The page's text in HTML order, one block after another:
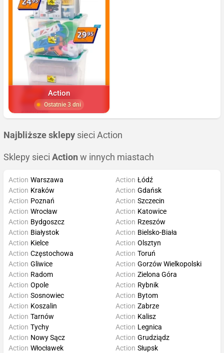
Action
Ostatnie 3 dni
Najbliższe sklepy sieci Action
Sklepy sieci Action w innych miastach
Action Warszawa
Action Kraków
Action Poznań
Action Wrocław
Action Łódź
Action Gdańsk
Action Szczecin
Action Katowice
Action Bydgoszcz
Action Białystok
Action Kielce
Action Częstochowa
Action Rzeszów
Action Bielsko-Biała
Action Olsztyn
Action Toruń
Action Gliwice
Action Radom
Action Opole
Action Sosnowiec
Action Gorzów Wielkopolski
Action Zielona Góra
Action Rybnik
Action Bytom
Action Koszalin
Action Tarnów
Action Tychy
Action Nowy Sącz
Action Zabrze
Action Kalisz
Action Legnica
Action Grudziądz
Action Włocławek
Action Słupsk